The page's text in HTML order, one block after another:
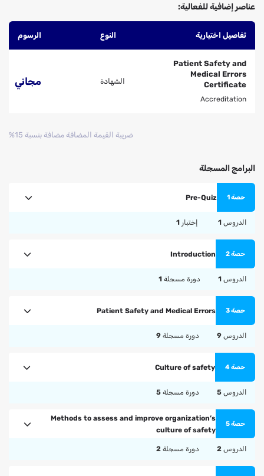
عناصر إضافية للفعالية:
تفاصيل اختيارية النوع الرسوم
Patient Safety and
Medical Errors
Certificate
Accreditation
الشهادة مجاني
ضريبة القيمة المضافة مضافة بنسبة 15%
البرامج المسجلة
حصة 1 Pre-Quiz
الدروس 1 إختبار 1
حصة 2 Introduction
الدروس 1 دورة مسجلة 1
حصة 3 Patient Safety and Medical Errors
الدروس 9 دورة مسجلة 9
حصة 4 Culture of safety
الدروس 5 دورة مسجلة 5
حصة 5
Methods to assess and improve organization’s
culture of safety
الدروس 2 دورة مسجلة 2